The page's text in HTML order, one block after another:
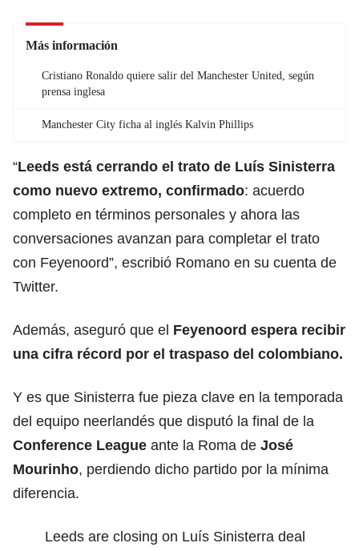
Más información
Cristiano Ronaldo quiere salir del Manchester United, según
prensa inglesa
Manchester City ficha al inglés Kalvin Phillips
“Leeds está cerrando el trato de Luís Sinisterra
como nuevo extremo, confirmado: acuerdo
completo en términos personales y ahora las
conversaciones avanzan para completar el trato
con Feyenoord”, escribió Romano en su cuenta de
Twitter.
Además, aseguró que el Feyenoord espera recibir
una cifra récord por el traspaso del colombiano.
Y es que Sinisterra fue pieza clave en la temporada
del equipo neerlandés que disputó la final de la
Conference League ante la Roma de José
Mourinho, perdiendo dicho partido por la mínima
diferencia.
Leeds are closing on Luís Sinisterra deal